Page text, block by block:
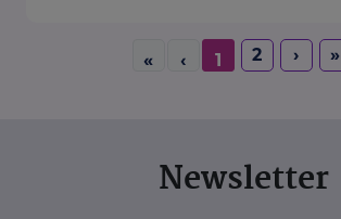
« ‹ 1 2 › »
Newsletter